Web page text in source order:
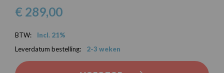
€ 289,00
BTW:
Incl. 21%
Leverdatum bestelling:
2-3 weken